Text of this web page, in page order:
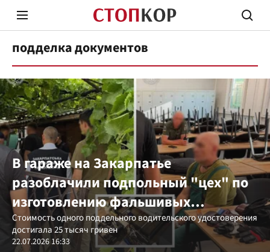
Стоп Политической Коррупции
Политика
подделка документов
В гараже на Закарпатье
разоблачили подпольный "цех" по
изготовлению фальшивых
документов и водительских прав
Стоимость одного поддельного водительского удостоверения
достигала 25 тысяч гривен
22.07.2026 16:33